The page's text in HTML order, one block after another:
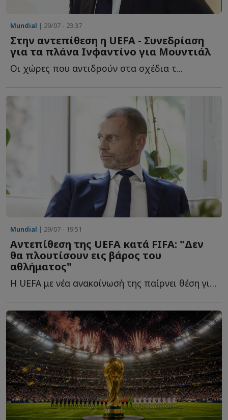
Mundial | 29/07 - 23:37
Στην αντεπίθεση η UEFA - Συνεδρίαση
για τα πλάνα Ινφαντίνο για Μουντιάλ
Οι χώρες που αντιδρούν στα σχέδια τ...
Mundial | 29/07 - 19:51
Αντεπίθεση της UEFA κατά FIFA: "Δεν
θα πλουτίσουν εις βάρος του
αθλήματος"
Η UEFA με νέα ανακοίνωσή της παίρνει θέση για τη διορία π...